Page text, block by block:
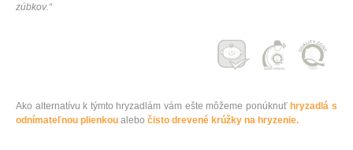
zúbkov.“
Ako alternatívu k týmto hryzadlám vám ešte môžeme ponúknuť hryzadlá s
odnímateľnou plienkou alebo čisto drevené krúžky na hryzenie.